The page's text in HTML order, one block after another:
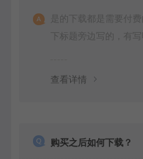
是的下载都是需要付
下标题旁边写的，有
查看详情
购买之后如何下载？